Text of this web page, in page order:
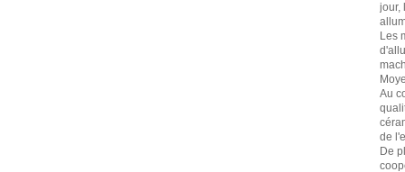
jour,
Les
Au
de
De